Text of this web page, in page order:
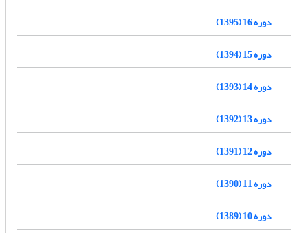
دوره 16 (1395)
دوره 15 (1394)
دوره 14 (1393)
دوره 13 (1392)
دوره 12 (1391)
دوره 11 (1390)
دوره 10 (1389)